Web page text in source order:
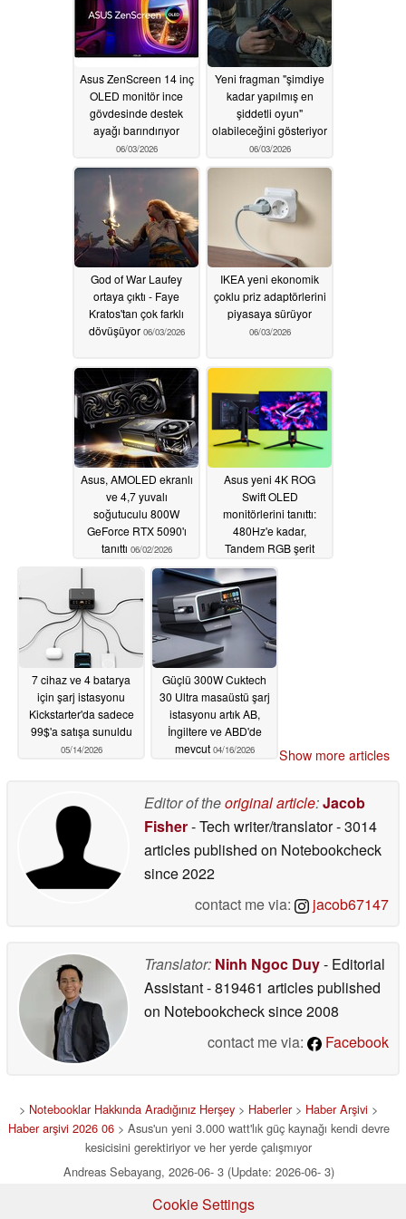
Asus ZenScreen 14 inç
OLED monitör ince
gövdesinde destek
ayağı barındırıyor
06/03/2026
Yeni fragman "şimdiye
kadar yapılmış en
şiddetli oyun"
olabileceğini gösteriyor
06/03/2026
God of War Laufey
ortaya çıktı - Faye
Kratos'tan çok farklı
dövüşüyor 06/03/2026
IKEA yeni ekonomik
çoklu priz adaptörlerini
piyasaya sürüyor
06/03/2026
Asus, AMOLED ekranlı
ve 4,7 yuvalı
soğutuculu 800W
GeForce RTX 5090'ı
tanıttı 06/02/2026
Asus yeni 4K ROG
Swift OLED
monitörlerini tanıttı:
480Hz'e kadar,
Tandem RGB şerit
teknolojisi, 90W PD
06/02/2026
7 cihaz ve 4 batarya
için şarj istasyonu
Kickstarter'da sadece
99$'a satışa sunuldu
05/14/2026
Güçlü 300W Cuktech
30 Ultra masaüstü şarj
istasyonu artık AB,
İngiltere ve ABD'de
mevcut 04/16/2026 Show more articles
Editor of theoriginal article:Jacob
Fisher- Tech writer/translator- 3014
articles published on Notebookcheck
since 2022
contact me via:
jacob67147
Translator: Ninh Ngoc Duy- Editorial
Assistant- 819461 articles published
on Notebookchecksince 2008
contact me via:
Facebook
> Notebooklar Hakkında Aradığınız Herşey > Haberler> Haber Arşivi >
Haber arşivi 2026 06> Asus'un yeni 3.000 watt'lık güç kaynağı kendi devre
kesicisini gerektiriyor ve her yerde çalışmıyor
Andreas Sebayang, 2026-06- 3 (Update: 2026-06- 3)
Cookie Settings